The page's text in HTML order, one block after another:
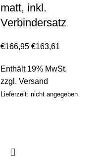
matt, inkl.
Verbindersatz
€166,95 €163,61
Enthält 19% MwSt.
zzgl. Versand
Lieferzeit: nicht angegeben